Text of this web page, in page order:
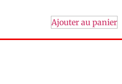
Ajouter au panier